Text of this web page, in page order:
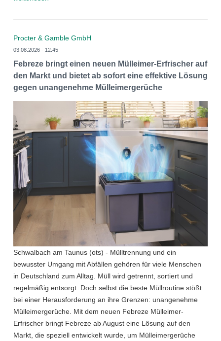
Procter & Gamble GmbH
03.08.2026 - 12:45
Febreze bringt einen neuen Mülleimer-Erfrischer auf
den Markt und bietet ab sofort eine effektive Lösung
gegen unangenehme Mülleimergerüche
Schwalbach am Taunus (ots) - Mülltrennung und ein
bewusster Umgang mit Abfällen gehören für viele Menschen
in Deutschland zum Alltag. Müll wird getrennt, sortiert und
regelmäßig entsorgt. Doch selbst die beste Müllroutine stößt
bei einer Herausforderung an ihre Grenzen: unangenehme
Mülleimergerüche. Mit dem neuen Febreze Mülleimer-
Erfrischer bringt Febreze ab August eine Lösung auf den
Markt, die speziell entwickelt wurde, um Mülleimergerüche